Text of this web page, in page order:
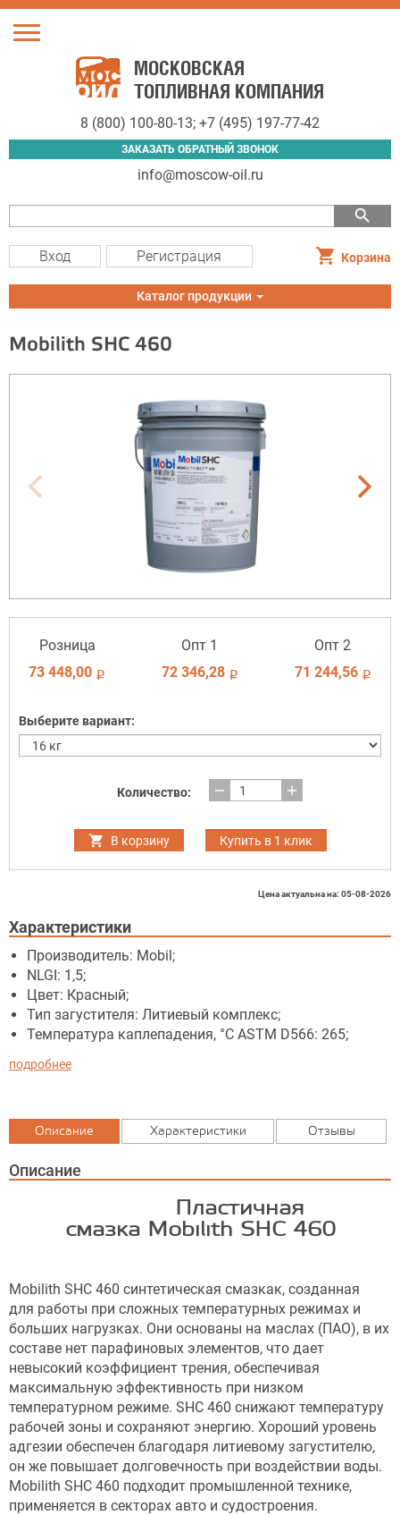
Toggle
МОСКОВСКАЯ
ТОПЛИВНАЯ КОМПАНИЯ
8 (800) 100-80-13; +7 (495) 197-77-42
ЗАКАЗАТЬ ОБРАТНЫЙ ЗВОНОК
info@moscow-oil.ru
search
Вход Регистрация Корзина
Toggle
navigation
Каталог продукции
Mobilith SHC 460
Розница
73 448,00 i
Опт 1
72 346,28 i
Опт 2
71 244,56 i
Выберите вариант:
Количество: remove add
В корзину Купить в 1 клик
Цена актуальна на: 05-08-2026
Характеристики
Производитель: Mobil;
NLGI: 1,5;
Цвет: Красный;
Тип загустителя: Литиевый комплекс;
Температура каплепадения, °C ASTM D566: 265;
подробнее
Описание Характеристики Отзывы
Описание
Пластичная
смазка Mobilith SHC 460
Mobilith SHC 460 синтетическая смазкак, созданная
для работы при сложных температурных режимах и
больших нагрузках. Они основаны на маслах (ПАО), в их
составе нет парафиновых элементов, что дает
невысокий коэффициент трения, обеспечивая
максимальную эффективность при низком
температурном режиме. SHC 460 снижают температуру
рабочей зоны и сохраняют энергию. Хороший уровень
адгезии обеспечен благодаря литиевому загустителю,
он же повышает долговечность при воздействии воды.
Mobilith SHC 460 подходит промышленной технике,
применяется в секторах авто и судостроения.